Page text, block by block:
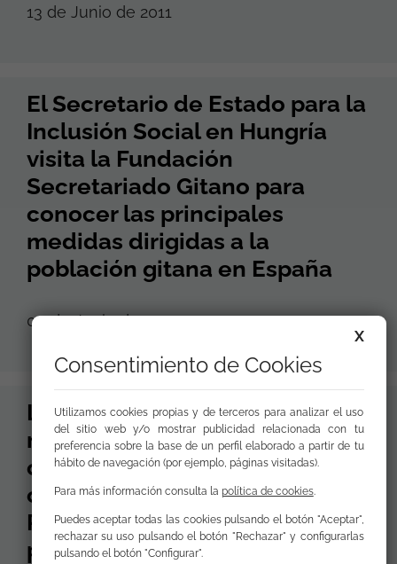
13 de Junio de 2011
El Secretario de Estado para la
Inclusión Social en Hungría
visita la Fundación
Secretariado Gitano para
conocer las principales
medidas dirigidas a la
población gitana en España
09 de Junio de 2011
La experiencia de la FSG en
materia de vivienda incluida
como buena práctica en la
conferencia internacional de
Praga sobre el acceso de la
población gitana a la vivienda
X
Consentimiento de Cookies
Utilizamos cookies propias y de terceros para analizar el uso
del sitio web y/o mostrar publicidad relacionada con tu
preferencia sobre la base de un perfil elaborado a partir de tu
hábito de navegación (por ejemplo, páginas visitadas).
Para más información consulta la política de cookies.
Puedes aceptar todas las cookies pulsando el botón "Aceptar",
rechazar su uso pulsando el botón "Rechazar" y configurarlas
pulsando el botón "Configurar".